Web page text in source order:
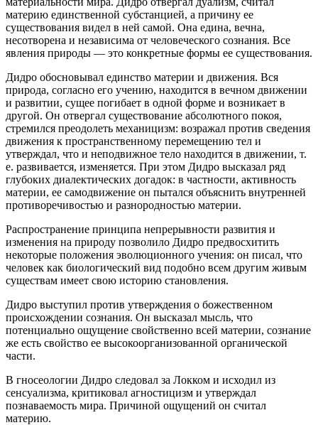
материю единственной субстанцией, а причину ее
существования видел в ней самой. Она едина, вечна,
несотворена и независима от человеческого сознания. Все
явления природы — это конкретные формы ее существования.
Дидро обосновывал единство материи и движения. Вся
природа, согласно его учению, находится в вечном движении
и развитии, сущее погибает в одной форме и возникает в
другой. Он отвергал существование абсолютного покоя,
стремился преодолеть механицизм: возражал против сведения
движения к пространственному перемещению тел и
утверждал, что и неподвижное тело находится в движении, т.
е. развивается, изменяется. При этом Дидро высказал ряд
глубоких диалектических догадок: в частности, активность
материи, ее самодвижение он пытался объяснить внутренней
противоречивостью и разнородностью материи.
Распространение принципа непрерывности развития и
изменения на природу позволило Дидро предвосхитить
некоторые положения эволюционного учения: он писал, что
человек как биологический вид подобно всем другим живым
существам имеет свою историю становления.
Дидро выступил против утверждения о божественном
происхождении сознания. Он высказал мысль, что
потенциально ощущение свойственно всей материи, сознание
же есть свойство ее высокоорганизованной органической
части.
В гносеологии Дидро следовал за Локком и исходил из
сенсуализма, критиковал агностицизм и утверждал
познаваемость мира. Причиной ощущений он считал
материю.